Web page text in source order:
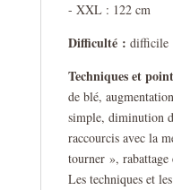
- XXL : 122 cm
Difficulté : difficile
Techniques et
de blé,
simple, diminution
raccourcis avec la
tourner », rabattage
Les techniques et